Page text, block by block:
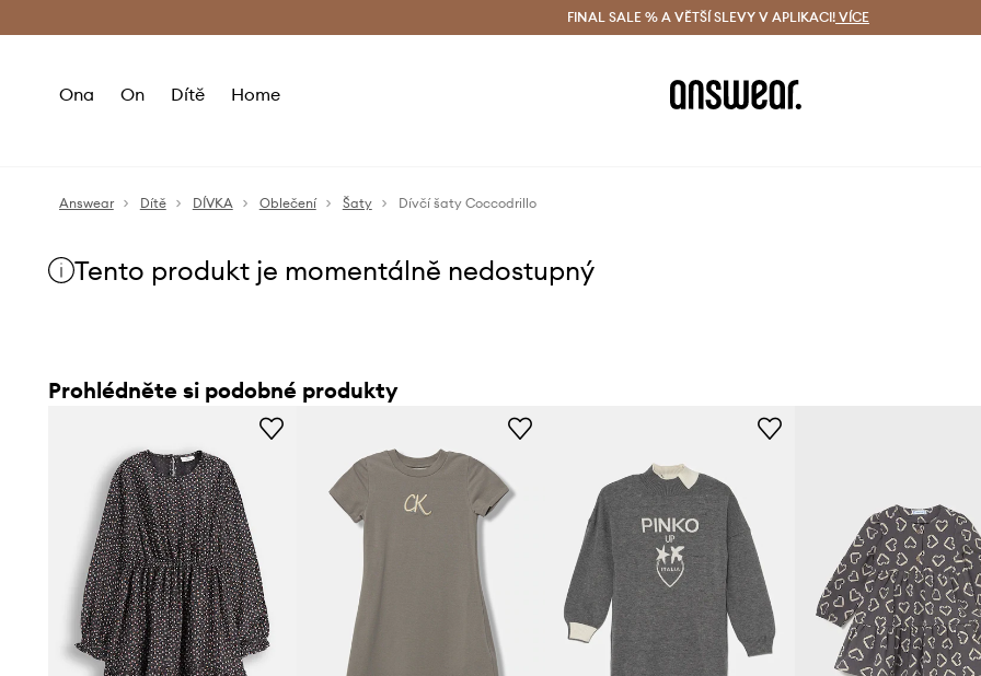
Doručení a vrácení zdarma (od 1800 Kč) Doručení i do 24 h
FINAL SALE % A VĚTŠÍ SLEVY V APLIKACI! VÍCE
Ona On Dítě Home
Answear Dítě DÍVKA Oblečení Šaty Dívčí šaty Coccodrillo
Tento produkt je momentálně nedostupný
Prohlédněte si podobné produkty